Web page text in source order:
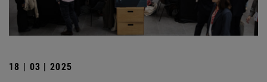
18 | 03 | 2025